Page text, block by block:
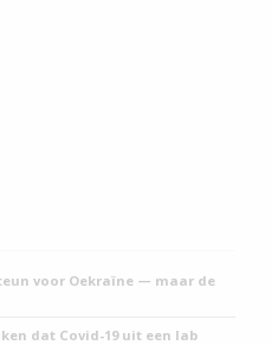
voor Oekraïne — maar de
dat Covid-19 uit een lab